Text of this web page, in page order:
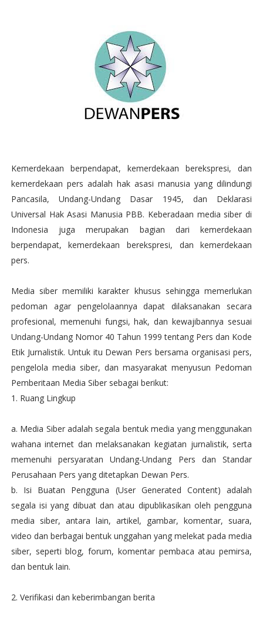
Kemerdekaan berpendapat, kemerdekaan berekspresi, dan
kemerdekaan pers adalah hak asasi manusia yang dilindungi
Pancasila, Undang-Undang Dasar 1945, dan Deklarasi
Universal Hak Asasi Manusia PBB. Keberadaan media siber di
Indonesia juga merupakan bagian dari kemerdekaan
berpendapat, kemerdekaan berekspresi, dan kemerdekaan
pers.
Media siber memiliki karakter khusus sehingga memerlukan
pedoman agar pengelolaannya dapat dilaksanakan secara
profesional, memenuhi fungsi, hak, dan kewajibannya sesuai
Undang-Undang Nomor 40 Tahun 1999 tentang Pers dan Kode
Etik Jurnalistik. Untuk itu Dewan Pers bersama organisasi pers,
pengelola media siber, dan masyarakat menyusun Pedoman
Pemberitaan Media Siber sebagai berikut:
1. Ruang Lingkup
a. Media Siber adalah segala bentuk media yang menggunakan
wahana internet dan melaksanakan kegiatan jurnalistik, serta
memenuhi persyaratan Undang-Undang Pers dan Standar
Perusahaan Pers yang ditetapkan Dewan Pers.
b. Isi Buatan Pengguna (User Generated Content) adalah
segala isi yang dibuat dan atau dipublikasikan oleh pengguna
media siber, antara lain, artikel, gambar, komentar, suara,
video dan berbagai bentuk unggahan yang melekat pada media
siber, seperti blog, forum, komentar pembaca atau pemirsa,
dan bentuk lain.
2. Verifikasi dan keberimbangan berita